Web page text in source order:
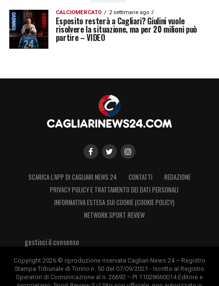
CALCIOMERCATO 2 settimane ago
Esposito resterà a Cagliari? Giulini vuole
risolvere la situazione, ma per 20 milioni può
partire – VIDEO
SCARICA L’APP DI CAGLIARI NEWS 24 CONTATTI
REDAZIONE
PRIVACY POLICY E TRATTAMENTO DEI DATI PERSONALI
INFORMATIVA ESTESA SUI COOKIE (COOKIE POLICY)
NETWORK SPORT REVIEW
gestisci il consenso
Copyright 2026 © riproduzione riservata Cagliari News 24 – Registro
Stampa Tribunale di Torino n. 50 del 07/09/2021 - Iscritto al Registro
Operatori di Comunicazione al n. 26692 – PI 11028660014 Editore e